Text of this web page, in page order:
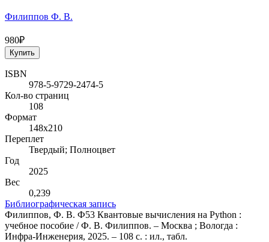
Филиппов Ф. В.
980₽
Купить
ISBN
978-5-9729-2474-5
Кол-во страниц
108
Формат
148х210
Переплет
Твердый; Полноцвет
Год
2025
Вес
0,239
Библиографическая запись
Филиппов, Ф. В. Ф53 Квантовые вычисления на Python :
учебное пособие / Ф. В. Филиппов. – Москва ; Вологда :
Инфра-Инженерия, 2025. – 108 с. : ил., табл.